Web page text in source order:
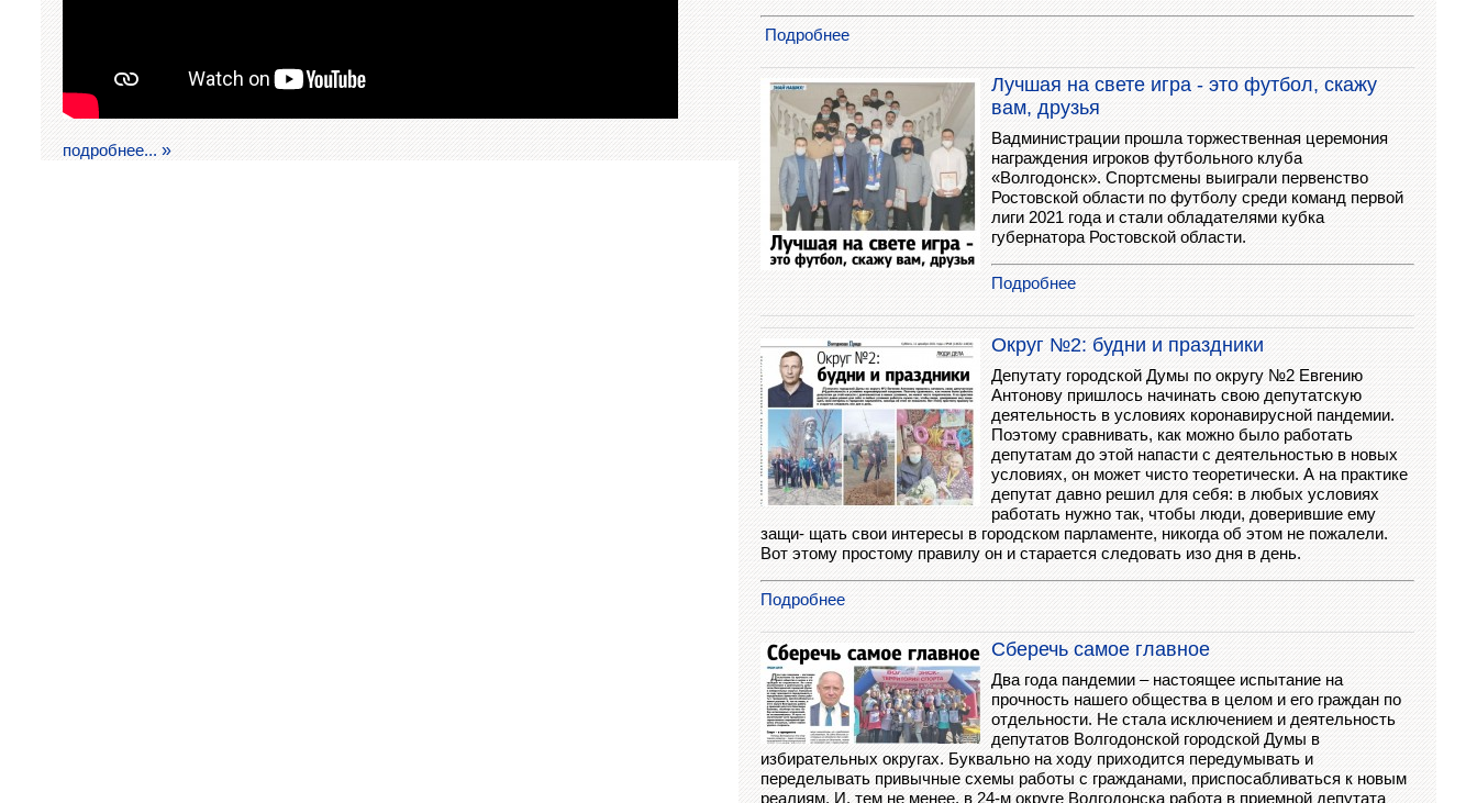
подробнее...
Подробнее
Лучшая на свете игра - это футбол, скажу
вам, друзья
Вадминистрации прошла торжественная церемония
награждения игроков футбольного клуба
«Волгодонск». Спортсмены выиграли первенство
Ростовской области по футболу среди команд первой
лиги 2021 года и стали обладателями кубка
губернатора Ростовской области.
Подробнее
Округ №2: будни и праздники
Депутату городской Думы по округу №2 Евгению
Антонову пришлось начинать свою депутатскую
деятельность в условиях коронавирусной пандемии.
Поэтому сравнивать, как можно было работать
депутатам до этой напасти с деятельностью в новых
условиях, он может чисто теоретически. А на практике
депутат давно решил для себя: в любых условиях
работать нужно так, чтобы люди, доверившие ему
защи- щать свои интересы в городском парламенте, никогда об этом не пожалели.
Вот этому простому правилу он и старается следовать изо дня в день.
Подробнее
Сберечь самое главное
Два года пандемии – настоящее испытание на
прочность нашего общества в целом и его граждан по
отдельности. Не стала исключением и деятельность
депутатов Волгодонской городской Думы в
избирательных округах. Буквально на ходу приходится передумывать и
переделывать привычные схемы работы с гражданами, приспосабливаться к новым
реалиям. И, тем не менее, в 24-м округе Волгодонска работа в приемной депутата